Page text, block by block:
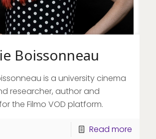
Boissonneau
is a university cinema
researcher, author and
the Filmo VOD platform.
Read more